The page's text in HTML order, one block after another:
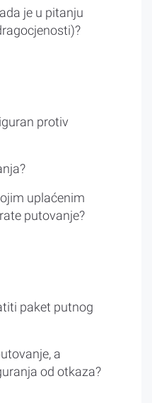
je u pitanju
protiv
uplaćenim
putovanje?
paket putnog
a
od otkaza?